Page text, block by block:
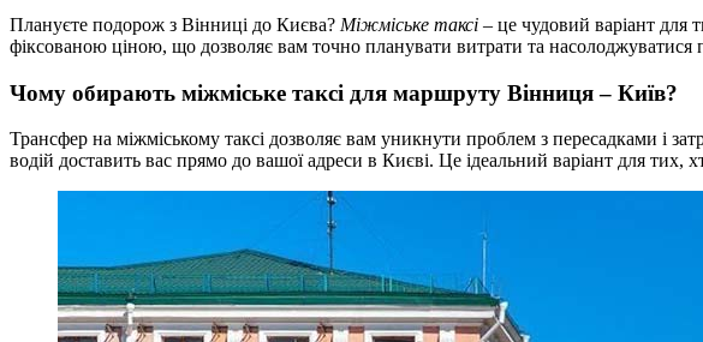
Плануєте подорож з Вінниці до Києва? Міжміське таксі – це чудовий варіант для
фіксованою ціною, що дозволяє вам точно планувати витрати та
Чому обирають міжміське таксі для маршруту Вінниця – Київ?
Трансфер на міжміському таксі дозволяє вам уникнути проблем з пересадками і
водій доставить вас прямо до вашої адреси в Києві. Це ідеальний варіант для тих,